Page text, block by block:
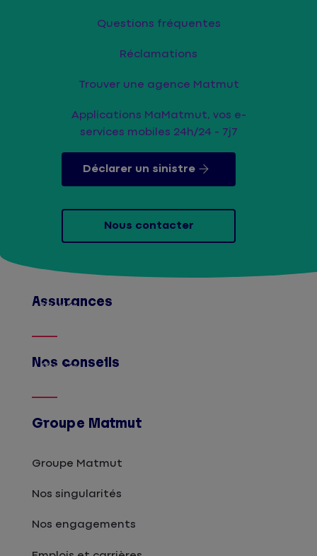
Questions fréquentes
Réclamations
Trouver une agence Matmut
Applications MaMatmut, vos e-
services mobiles 24h/24 - 7j7
Déclarer un sinistre
Nous contacter
Assurances
Afficher
Nos conseils
Afficher
Groupe Matmut
Groupe Matmut
Nos singularités
Nos engagements